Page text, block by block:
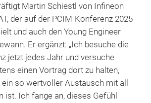
Martin Schiestl von Infineon
der auf der PCIM-Konferenz 2025
und auch den Young Engineer
Er ergänzt: „Ich besuche die
jetzt jedes Jahr und versuche
einen Vortrag dort zu halten,
so wertvoller Austausch mit all
ist. Ich fange an, dieses Gefühl